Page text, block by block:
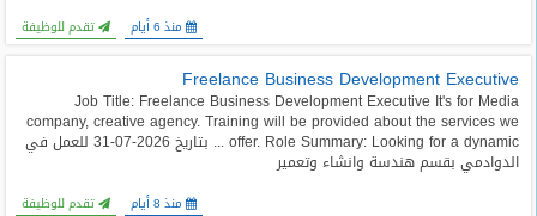
منذ 6 أيام تقدم للوظيفة
Freelance Business Development Executive
Job Title: Freelance Business Development Executive It's for Media
company, creative agency. Training will be provided about the services we
offer. Role Summary: Looking for a dynamic ... بتاريخ 2026-07-31 للعمل في
الدوادمي بقسم هندسة وانشاء وتعمير
منذ 8 أيام تقدم للوظيفة